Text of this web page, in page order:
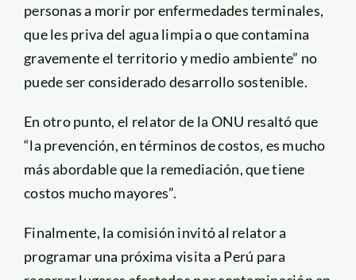
personas a morir por enfermedades terminales,
que les priva del agua limpia o que contamina
gravemente el territorio y medio ambiente” no
puede ser considerado desarrollo sostenible.
En otro punto, el relator de la ONU resaltó que
“la prevención, en términos de costos, es mucho
más abordable que la remediación, que tiene
costos mucho mayores”.
Finalmente, la comisión invitó al relator a
programar una próxima visita a Perú para